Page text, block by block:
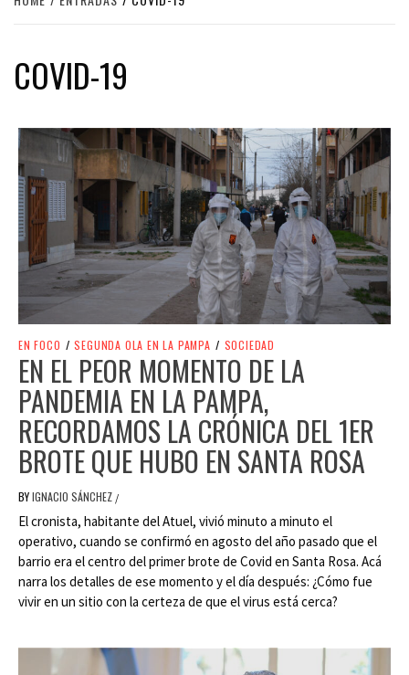
COVID-19
EN FOCO / SEGUNDA OLA EN LA PAMPA / SOCIEDAD
EN EL PEOR MOMENTO DE LA
PANDEMIA EN LA PAMPA,
RECORDAMOS LA CRÓNICA DEL 1ER
BROTE QUE HUBO EN SANTA ROSA
BYIGNACIO SÁNCHEZ /
El cronista, habitante del Atuel, vivió minuto a minuto el
operativo, cuando se confirmó en agosto del año pasado que el
barrio era el centro del primer brote de Covid en Santa Rosa. Acá
narra los detalles de ese momento y el día después: ¿Cómo fue
vivir en un sitio con la certeza de que el virus está cerca?